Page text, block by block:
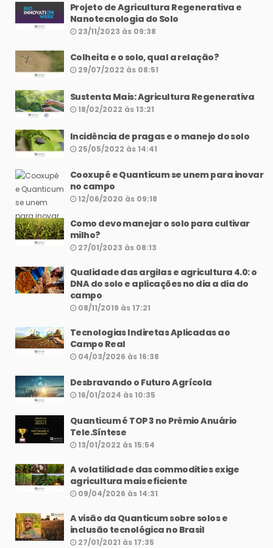
Projeto de Agricultura Regenerativa e
Nanotecnologia do Solo
23/11/2023 às 09:38
Colheita e o solo, qual a relação?
29/07/2022 às 08:51
Sustenta Mais: Agricultura Regenerativa
18/02/2022 às 13:21
Incidência de pragas e o manejo do solo
25/05/2022 às 14:41
Cooxupé e Quanticum se unem para inovar
no campo
12/06/2020 às 09:18
Como devo manejar o solo para cultivar
milho?
27/01/2023 às 08:13
Qualidade das argilas e agricultura 4.0: o
DNA do solo e aplicações no dia a dia do
campo
08/11/2019 às 17:21
Tecnologias Indiretas Aplicadas ao
Campo Real
04/03/2026 às 16:38
Desbravando o Futuro Agrícola
16/01/2024 às 10:35
Quanticum é TOP 3 no Prêmio Anuário
Tele.Síntese
13/01/2022 às 15:54
A volatilidade das commodities exige
agricultura mais eficiente
09/04/2026 às 14:31
A visão da Quanticum sobre solos e
inclusão tecnológica no Brasil
27/01/2021 às 17:35